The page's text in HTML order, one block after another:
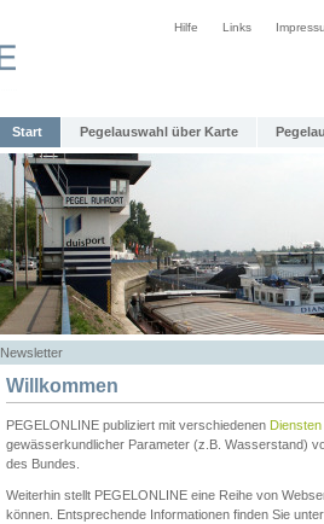
Hilfe Links
Start Pegelauswahl über Karte
Newsletter
Willkommen
PEGELONLINE publiziert mit verschiedenen Diensten
gewässerkundlicher Parameter (z.B. Wasserstand)
des Bundes.
Weiterhin stellt PEGELONLINE eine Reihe von
können. Entsprechende Informationen finden Sie unter